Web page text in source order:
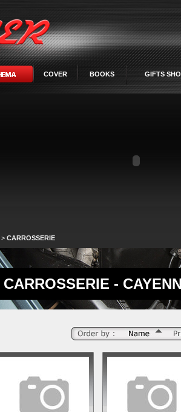
COVER BOOKS GIFTS
> CARROSSERIE
CARROSSERIE -